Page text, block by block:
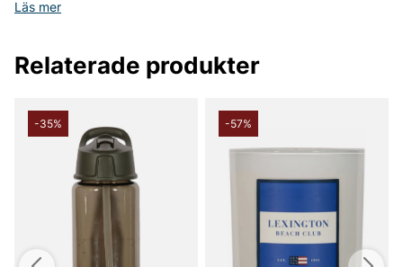
Läs mer
Relaterade produkter
-35% -57%